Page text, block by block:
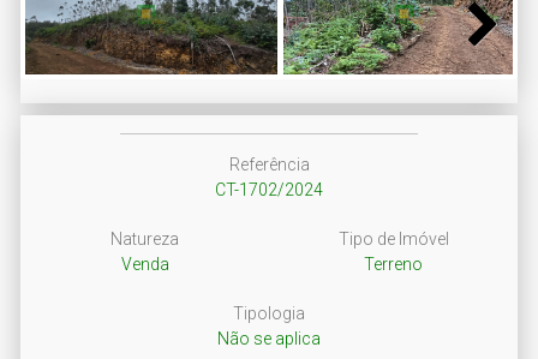
Next
Referência
CT-1702/2024
Natureza
Venda
Tipo de Imóvel
Terreno
Tipologia
Não se aplica